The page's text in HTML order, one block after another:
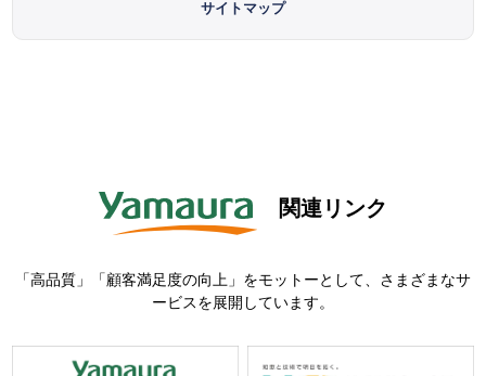
サイトマップ
関連リンク
「高品質」「顧客満足度の向上」をモットーとして、さまざまなサ
ービスを展開しています。